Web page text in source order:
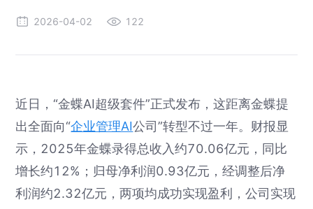
2026-04-02 122
近日，“金蝶AI超级套件”正式发布，这距离金蝶提
出全面向“企业管理AI公司”转型不过一年。财报显
示，2025年金蝶录得总收入约70.06亿元，同比
增长约12%；归母净利润0.93亿元，经调整后净
利润约2.32亿元，两项均成功实现盈利，公司实现